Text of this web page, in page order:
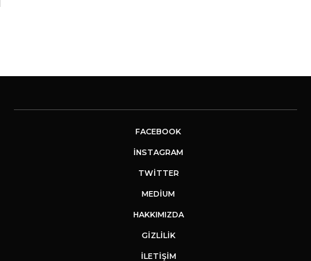
FACEBOOK
INSTAGRAM
TWITTER
MEDIUM
HAKKIMIZDA
GİZLİLİK
İLETIŞIM